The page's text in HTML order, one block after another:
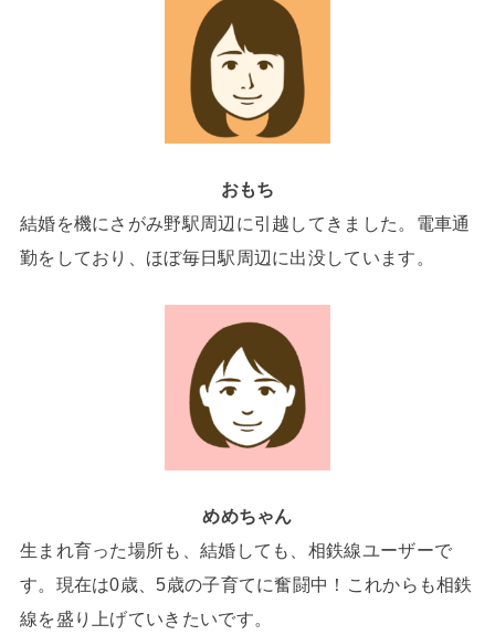
おもち
結婚を機にさがみ野駅周辺に引越してきました。電車通
勤をしており、ほぼ毎日駅周辺に出没しています。
めめちゃん
生まれ育った場所も、結婚しても、相鉄線ユーザーで
す。現在は0歳、5歳の子育てに奮闘中！これからも相鉄
線を盛り上げていきたいです。